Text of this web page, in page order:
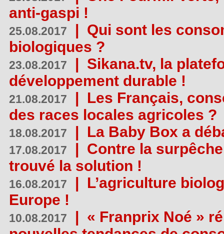
anti-gaspi !
25.08.2017 | Qui sont les
biologiques ?
23.08.2017 | Sikana.tv, la
développement durable !
21.08.2017 | Les Français,
des races locales agricoles ?
18.08.2017 | La Baby Box a
17.08.2017 | Contre la
trouvé la solution !
16.08.2017 | L’agriculture
Europe !
10.08.2017 | « Franprix Noé »